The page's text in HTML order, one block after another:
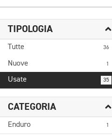
TIPOLOGIA
Tutte 36
Nuove 1
Usate 35
CATEGORIA
Enduro 1